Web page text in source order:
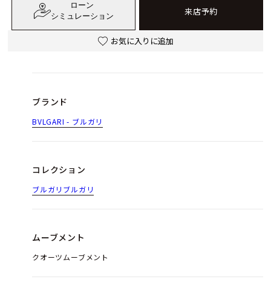
ローン
シミュレーション
来店予約
お気に入りに追加
ブランド
BVLGARI - ブルガリ
コレクション
ブルガリブルガリ
ムーブメント
クオーツムーブメント